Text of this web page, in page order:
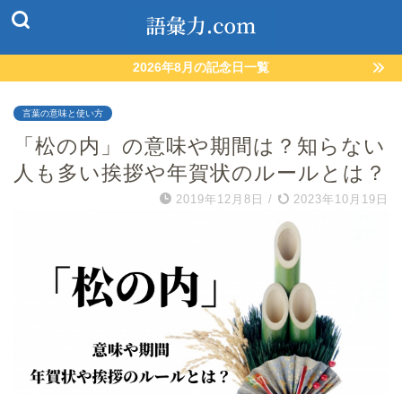
2026年8月の記念日一覧
言葉の意味と使い方
「松の内」の意味や期間は？知らない
人も多い挨拶や年賀状のルールとは？
2019年12月8日 / 2023年10月19日